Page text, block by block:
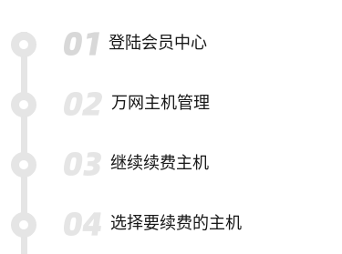
登陆会员中心
万网主机管理
继续续费主机
选择要续费的主机